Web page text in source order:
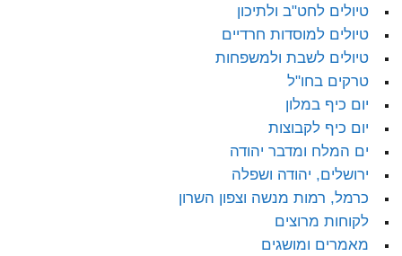
טיולים לחט"ב ולתיכון
טיולים למוסדות חרדיים
טיולים לשבת ולמשפחות
טרקים בחו"ל
יום כיף במלון
יום כיף לקבוצות
ים המלח ומדבר יהודה
ירושלים, יהודה ושפלה
כרמל, רמות מנשה וצפון השרון
לקוחות מרוצים
מאמרים ומושגים